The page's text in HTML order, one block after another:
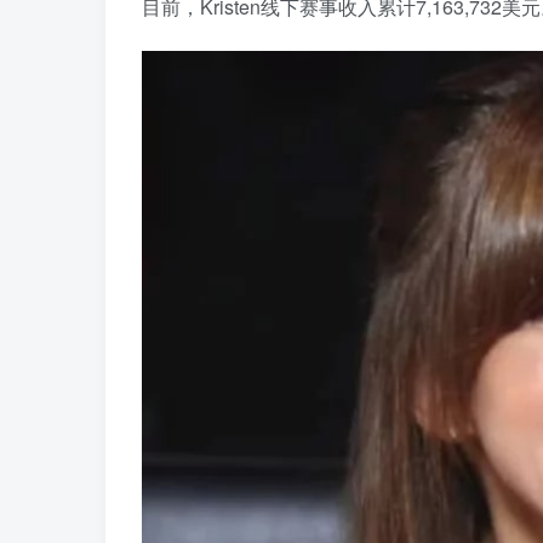
目前，Kristen线下赛事收入累计7,163,732美